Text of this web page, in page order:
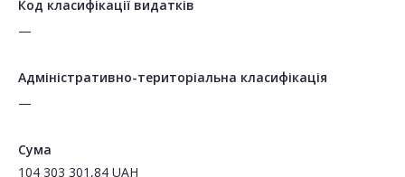
Код класифікації видатків
—
Адміністративно-територіальна класифікація
—
Сума
104 303 301,84 UAH